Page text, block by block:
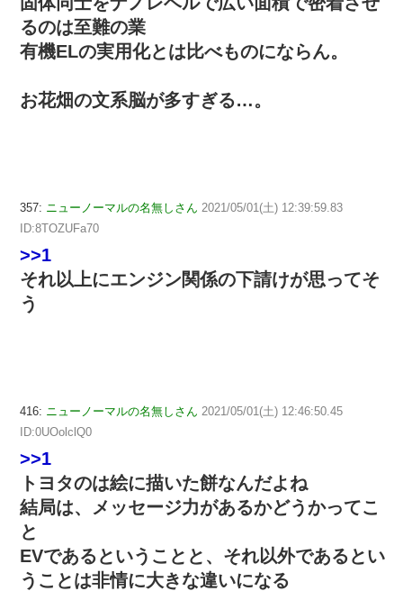
るのは至難の業
有機ELの実用化とは比べものにならん。
お花畑の文系脳が多すぎる…。
357: ニューノーマルの名無しさん 2021/05/01(土) 12:39:59.83
ID:8TOZUFa70
>>1
それ以上にエンジン関係の下請けが思ってそ
う
416: ニューノーマルの名無しさん 2021/05/01(土) 12:46:50.45
ID:0UOolclQ0
>>1
トヨタのは絵に描いた餅なんだよね
結局は、メッセージ力があるかどうかってこ
と
EVであるということと、それ以外であるとい
うことは非情に大きな違いになる